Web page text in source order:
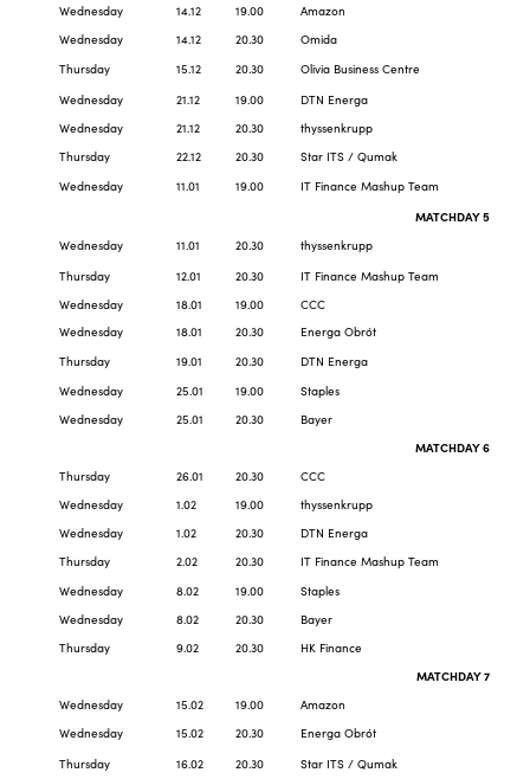
Wednesday
14.12 19.00
Amazon
Wednesday
14.12 20.30
Omida
Thursday
15.12 20.30
Olivia Business Centre
Wednesday
21.12 19.00
DTN Energa
Wednesday
21.12 20.30
thyssenkrupp
Thursday
22.12 20.30
Star ITS / Qumak
Wednesday
11.01 19.00
IT Finance Mashup Team
MATCHDAY 5
Wednesday
11.01 20.30
thyssenkrupp
Thursday
12.01 20.30
IT Finance Mashup Team
Wednesday
18.01 19.00
CCC
Wednesday
18.01 20.30
Energa Obrót
Thursday
19.01 20.30
DTN Energa
Wednesday
25.01 19.00
Staples
Wednesday
25.01 20.30
Bayer
MATCHDAY 6
Thursday
26.01 20.30
CCC
Wednesday
1.02 19.00
thyssenkrupp
Wednesday
1.02 20.30
DTN Energa
Thursday
2.02 20.30
IT Finance Mashup Team
Wednesday
8.02 19.00
Staples
Wednesday
8.02 20.30
Bayer
Thursday
9.02 20.30
HK Finance
MATCHDAY 7
Wednesday
15.02 19.00
Amazon
Wednesday
15.02 20.30
Energa Obrót
Thursday
16.02 20.30
Star ITS / Qumak